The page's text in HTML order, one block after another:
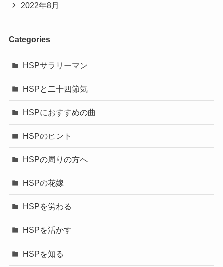
2022年8月
Categories
HSPサラリーマン
HSPと二十四節気
HSPにおすすめの曲
HSPのヒント
HSPの周りの方へ
HSPの花嫁
HSPを労わる
HSPを活かす
HSPを知る